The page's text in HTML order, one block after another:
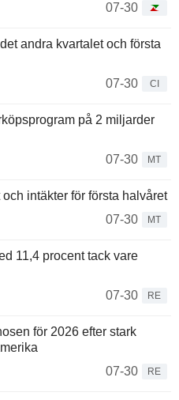
07-30
andra kvartalet och första
07-30
CI
på 2 miljarder
07-30
MT
intäkter för första halvåret
07-30
MT
11,4 procent tack vare
07-30
RE
för 2026 efter stark
07-30
RE